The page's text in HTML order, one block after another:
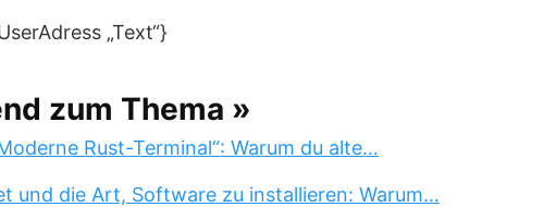
„Text“}
zum Thema »
Rust-Terminal“: Warum du alte…
und die Art, Software zu installieren: Warum…